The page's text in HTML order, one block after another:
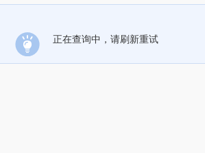
正在查询中，请刷新重试